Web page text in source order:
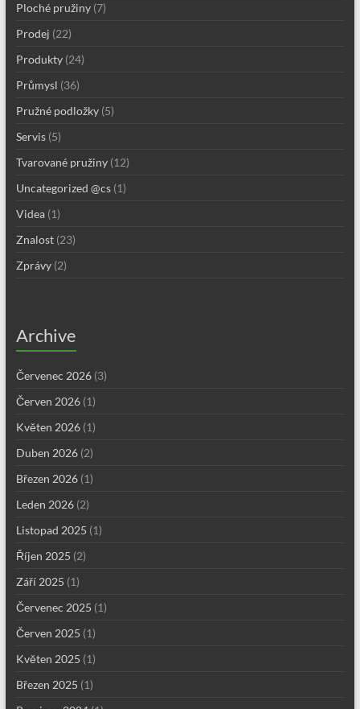
Ploché pružiny(7)
Prodej (22)
Produkty(24)
Průmysl (36)
Pružné podložky(5)
Servis(5)
Tvarované pružiny(12)
Uncategorized @cs(1)
Videa(1)
Znalost(23)
Zprávy(2)
Archive
Červenec 2026(3)
Červen 2026(1)
Květen 2026(1)
Duben 2026(2)
Březen 2026(1)
Leden 2026(2)
Listopad 2025 (1)
Říjen 2025 (2)
Září 2025 (1)
Červenec 2025 (1)
Červen 2025 (1)
Květen 2025 (1)
Březen 2025 (1)